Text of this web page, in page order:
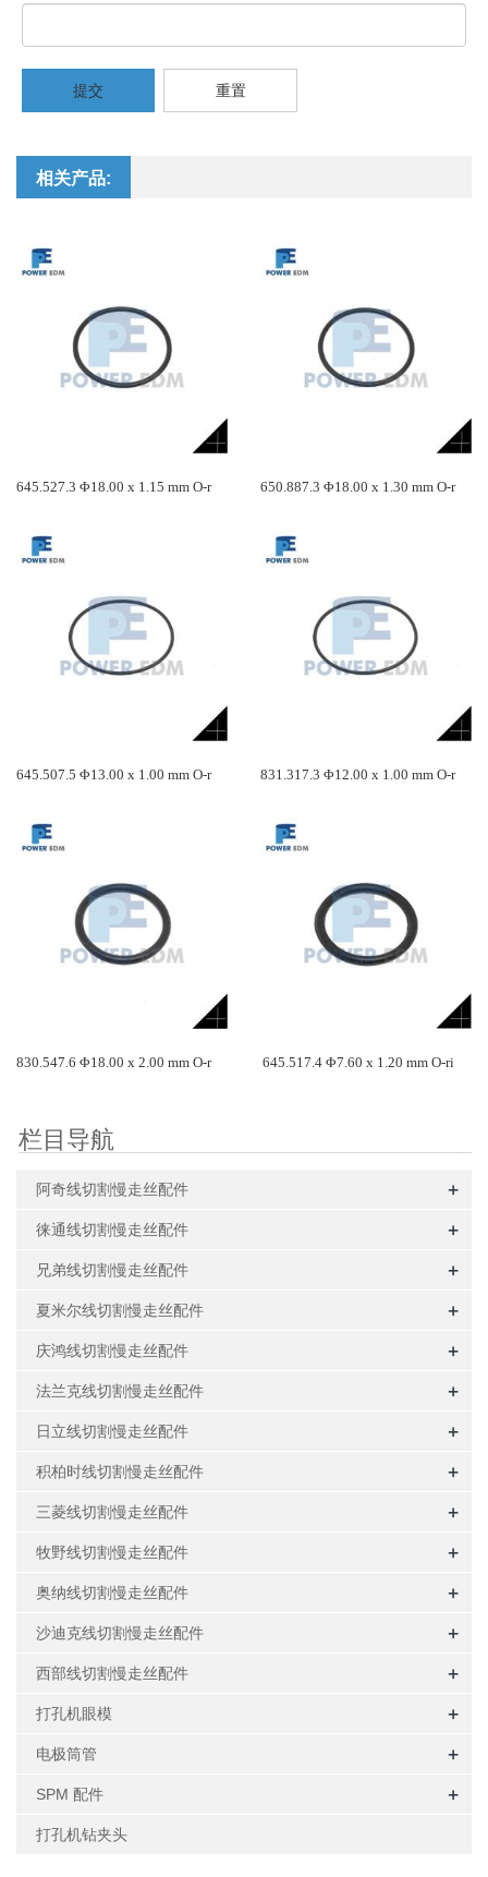
提交 重置
相关产品:
645.527.3 Φ18.00 x 1.15 mm O-r 650.887.3 Φ18.00 x 1.30 mm O-r
645.507.5 Φ13.00 x 1.00 mm O-r 831.317.3 Φ12.00 x 1.00 mm O-r
830.547.6 Φ18.00 x 2.00 mm O-r 645.517.4 Φ7.60 x 1.20 mm O-ri
栏目导航
阿奇线切割慢走丝配件 +
徕通线切割慢走丝配件 +
兄弟线切割慢走丝配件 +
夏米尔线切割慢走丝配件 +
庆鸿线切割慢走丝配件 +
法兰克线切割慢走丝配件 +
日立线切割慢走丝配件 +
积柏时线切割慢走丝配件 +
三菱线切割慢走丝配件 +
牧野线切割慢走丝配件 +
奥纳线切割慢走丝配件 +
沙迪克线切割慢走丝配件 +
西部线切割慢走丝配件 +
打孔机眼模 +
电极筒管 +
SPM 配件 +
打孔机钻夹头